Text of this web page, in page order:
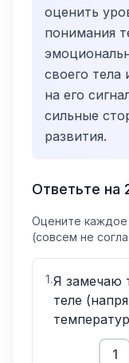
оценить
понимания
своего тела
на его
сильные
развития.
Ответьте на
Оцените каждое
(совсем не
1.Я замечаю
теле
1